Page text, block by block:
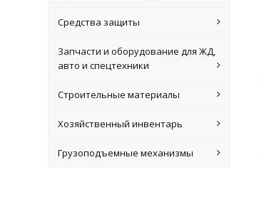
Средства защиты
Запчасти и оборудование для ЖД,
авто и спецтехники
Строительные материалы
Хозяйственный инвентарь
Грузоподъемные механизмы